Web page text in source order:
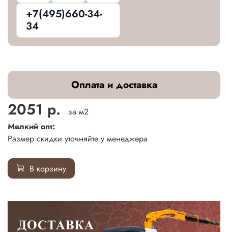
+7(495)660-34-
34
Оплата и доставка
2051 р.
за м2
Мелкий опт:
Размер скидки уточняйте у менеджера
В корзину